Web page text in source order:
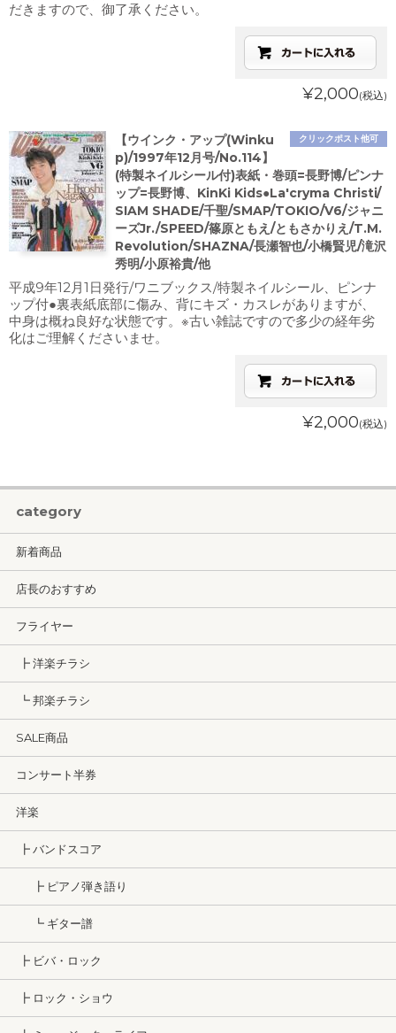
だきますので、御了承ください。
¥2,000(税込)
クリックポスト他可
【ウインク・アップ(Winku
p)/1997年12月号/No.114】
(特製ネイルシール付)表紙・巻頭=長野博/ピンナ
ップ=長野博、KinKi Kids●La'cryma Christi/
SIAM SHADE/千聖/SMAP/TOKIO/V6/ジャニ
ーズJr./SPEED/篠原ともえ/ともさかりえ/T.M.
Revolution/SHAZNA/長瀬智也/小橋賢児/滝沢
秀明/小原裕貴/他
平成9年12月1日発行/ワニブックス/特製ネイルシール、ピンナ
ップ付●裏表紙底部に傷み、背にキズ・カスレがありますが、
中身は概ね良好な状態です。※古い雑誌ですので多少の経年劣
化はご理解くださいませ。
¥2,000(税込)
category
新着商品
店長のおすすめ
フライヤー
┣ 洋楽チラシ
┗ 邦楽チラシ
SALE商品
コンサート半券
洋楽
┣ バンドスコア
┣ ピアノ弾き語り
┗ ギター譜
┣ ビバ・ロック
┣ ロック・ショウ